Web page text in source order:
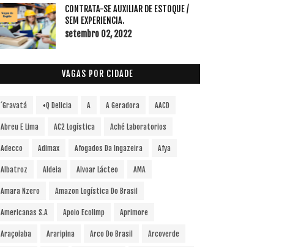
CONTRATA-SE AUXILIAR DE ESTOQUE /
SEM EXPERIENCIA.
setembro 02, 2022
VAGAS POR CIDADE
´Gravatá +Q Delicia A A Geradora AACD
Abreu E Lima AC2 Logística Aché Laboratorios
Adecco Adimax Afogados Da Ingazeira Afya
Albatroz Aldeia Alvoar Lácteo AMA
Amara Nzero Amazon Logística Do Brasil
Americanas S.A Apoio Ecolimp Aprimore
Araçoiaba Araripina Arco Do Brasil Arcoverde